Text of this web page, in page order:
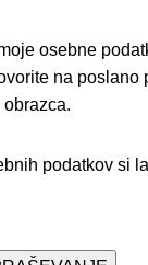
osebne
na poslano
podatkov si